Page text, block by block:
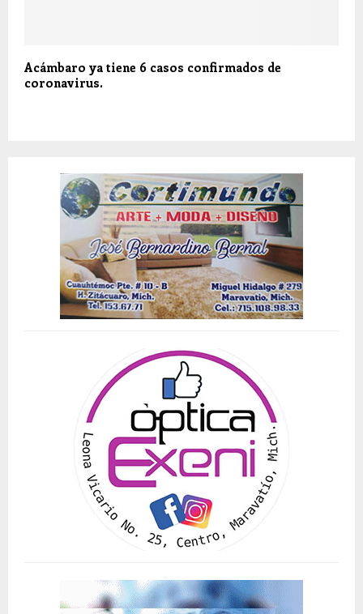
Acámbaro ya tiene 6 casos confirmados de
coronavirus.